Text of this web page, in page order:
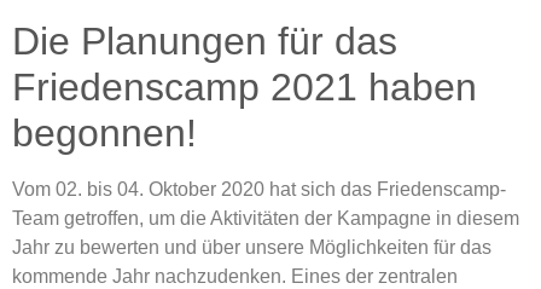
Die Planungen für das
Friedenscamp 2021 haben
begonnen!
Vom 02. bis 04. Oktober 2020 hat sich das Friedenscamp-
Team getroffen, um die Aktivitäten der Kampagne in diesem
Jahr zu bewerten und über unsere Möglichkeiten für das
kommende Jahr nachzudenken. Eines der zentralen